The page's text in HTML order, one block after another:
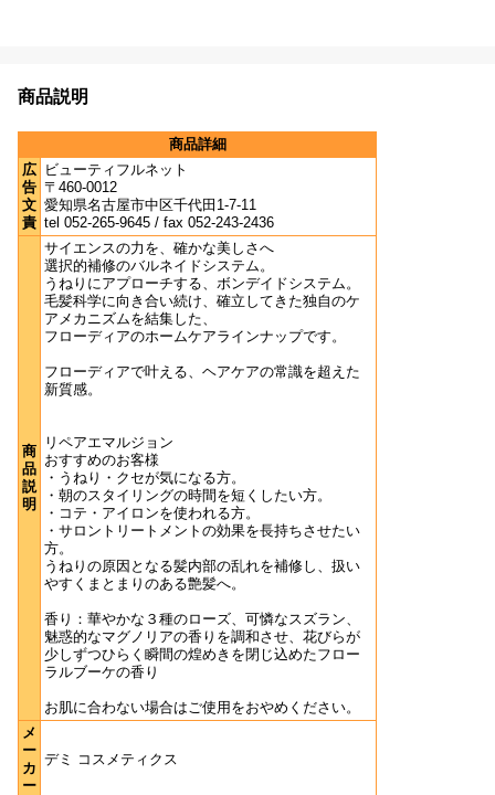
商品説明
商品詳細
広
告
文
責
ビューティフルネット
〒460-0012
愛知県名古屋市中区千代田1-7-11
tel 052-265-9645 / fax 052-243-2436
商
品
説
明
サイエンスの力を、確かな美しさへ
選択的補修のバルネイドシステム。
うねりにアプローチする、ボンデイドシステム。
毛髪科学に向き合い続け、確立してきた独自のケ
アメカニズムを結集した、
フローディアのホームケアラインナップです。
フローディアで叶える、ヘアケアの常識を超えた
新質感。
リペアエマルジョン
おすすめのお客様
・うねり・クセが気になる方。
・朝のスタイリングの時間を短くしたい方。
・コテ・アイロンを使われる方。
・サロントリートメントの効果を長持ちさせたい
方。
うねりの原因となる髪内部の乱れを補修し、扱い
やすくまとまりのある艶髪へ。
香り：華やかな３種のローズ、可憐なスズラン、
魅惑的なマグノリアの香りを調和させ、花びらが
少しずつひらく瞬間の煌めきを閉じ込めたフロー
ラルブーケの香り
お肌に合わない場合はご使用をおやめください。
メ
ー
カ
ー
デミ コスメティクス